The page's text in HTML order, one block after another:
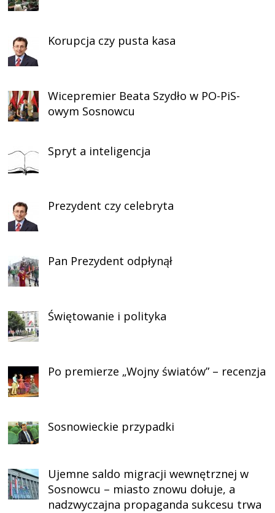
Korupcja czy pusta kasa
Wicepremier Beata Szydło w PO-PiS-
owym Sosnowcu
Spryt a inteligencja
Prezydent czy celebryta
Pan Prezydent odpłynął
Świętowanie i polityka
Po premierze „Wojny światów” – recenzja
Sosnowieckie przypadki
Ujemne saldo migracji wewnętrznej w
Sosnowcu – miasto znowu dołuje, a
nadzwyczajna propaganda sukcesu trwa